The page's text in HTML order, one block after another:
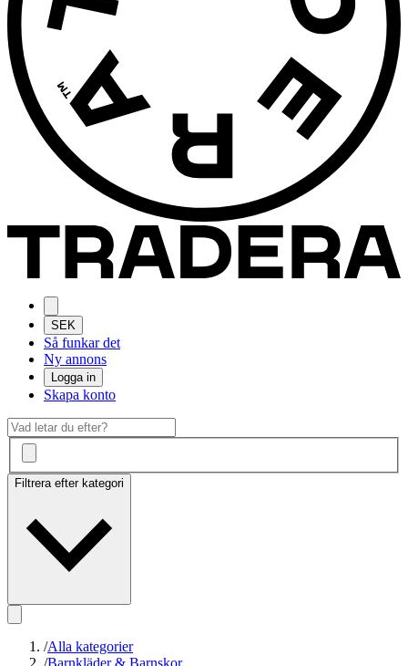
SEK
Så funkar det
Ny annons
Logga in
Skapa konto
Filtrera efter kategori
/Alla kategorier